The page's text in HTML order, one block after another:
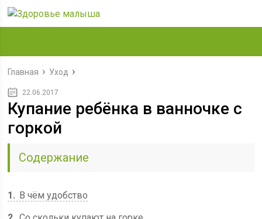
Главная Уход
22.06.2017
Купание ребёнка в ванночке с
горкой
Содержание
1
В чём удобство